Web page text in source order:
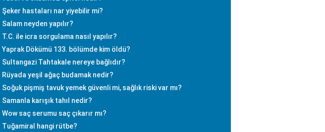
Şeker hastaları nar yiyebilir mi?
Salam neyden yapılır?
T.C. ile icra sorgulama nasıl yapılır?
Yaprak Dökümü 133. bölümde kim öldü?
Sultangazi Tahtakale nereye bağlıdır?
Rüyada yeşil ağaç budamak nedir?
Soğuk pişmiş tavuk yemek güvenli mi, sağlık riski var mı?
Samanla karışık tahıl nedir?
Wow saç serumu saç çıkarır mı?
Tuğamiral hangi rütbe?